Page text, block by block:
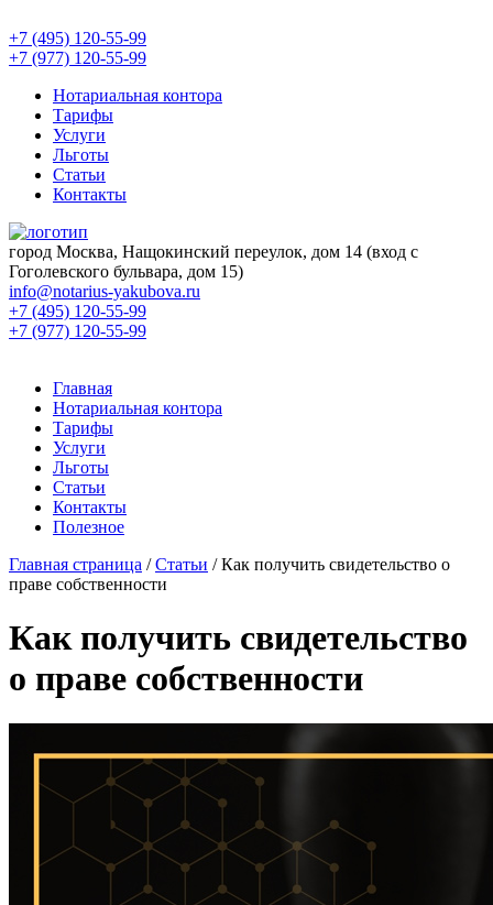
+7 (495) 120-55-99
+7 (977) 120-55-99
Нотариальная контора
Тарифы
Услуги
Льготы
Статьи
Контакты
город Москва, Нащокинский переулок, дом 14 (вход с
Гоголевского бульвара, дом 15)
info@notarius-yakubova.ru
+7 (495) 120-55-99
+7 (977) 120-55-99
Главная
Нотариальная контора
Тарифы
Услуги
Льготы
Статьи
Контакты
Полезное
Главная страница / Статьи / Как получить свидетельство о
праве собственности
Как получить свидетельство
о праве собственности